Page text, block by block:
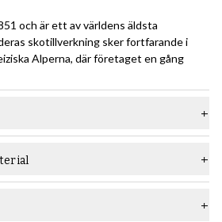
och är ett av världens äldsta
skotillverkning sker fortfarande i
Alperna, där företaget en gång
Kängor
är den mest grundläggande
skor. Här fästs ovanlädret tillsammans
(för alla våra Skolyx-skor gjorda med